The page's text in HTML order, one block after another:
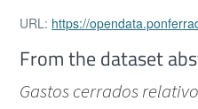
URL: https://opendata.ponferrada.org/dataset/06827a4c-c862-4949-a17e-
From the dataset
Gastos cerrados